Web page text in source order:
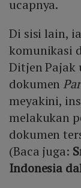
ucapnya.
Di sisi lain,
komunikasi
Ditjen Pajak
dokumen
meyakini,
melakukan
dokumen
(Baca juga:
Indonesia